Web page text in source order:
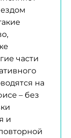
части
на
– без
и